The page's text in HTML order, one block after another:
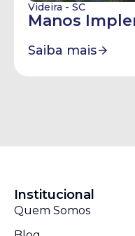
Videira - SC
Manos
Saiba mais
Institucional
Quem Somos